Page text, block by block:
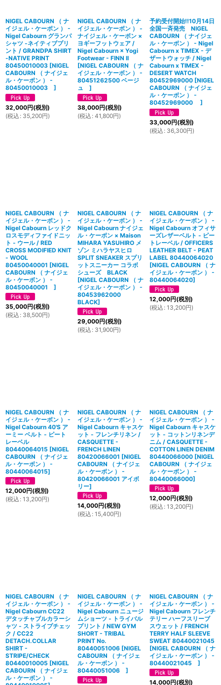
NIGEL CABOURN （ ナ
イジェル・ケーボン ） -
Nigel Cabourn グランパ
シャツ -ネイティブプリ
ント / GRANDPA SHIRT
-NATIVE PRINT
80450010003 [NIGEL
CABOURN （ ナイジェ
ル・ケーボン ） -
80450010003 ]
32,000円(税別)
(税込 : 35,200円)
NIGEL CABOURN （ ナ
イジェル・ケーボン ） -
ナイジェル・ケーボン ×
ヨギーフットウェア /
Nigel Cabourn × Yogi
Footwear - FINN II
[NIGEL CABOURN （ ナ
イジェル・ケーボン ） -
80451262500 ベージ
ュ ]
38,000円(税別)
(税込 : 41,800円)
予約受付開始!!10月14日
全国一斉発売 NIGEL
CABOURN （ ナイジェ
ル・ケーボン ） - Nigel
Cabourn x TIMEX - デ
ザートウォッチ / Nigel
Cabourn x TIMEX -
DESERT WATCH
80452969000 [NIGEL
CABOURN （ ナイジェ
ル・ケーボン ） -
80452969000 ]
33,000円(税別)
(税込 : 36,300円)
NIGEL CABOURN （ ナ
イジェル・ケーボン ） -
Nigel Cabourn レッドク
ロスモディファイドニッ
ト - ウール / RED
CROSS MODIFIED KNIT
- WOOL
80450040001 [NIGEL
CABOURN （ ナイジェ
ル・ケーボン ） -
80450040001 ]
35,000円(税別)
(税込 : 38,500円)
NIGEL CABOURN （ ナ
イジェル・ケーボン ） -
Nigel Cabourn ナイジェ
ル・ケーボン × Maison
MIHARA YASUHIRO メ
ゾン ミハラヤスヒロ
SPLIT SNEAKER スプリ
ットスニーカー コラボ
シューズ BLACK
[NIGEL CABOURN （ ナ
イジェル・ケーボン ） -
80453962000
BLACK]
29,000円(税別)
(税込 : 31,900円)
NIGEL CABOURN （ ナ
イジェル・ケーボン ） -
Nigel Cabourn オフィサ
ーズレザーベルト - ピー
トレーベル / OFFICERS
LEATHER BELT - PEAT
LABEL 80440064020
[NIGEL CABOURN （ ナ
イジェル・ケーボン ） -
80440064020]
12,000円(税別)
(税込 : 13,200円)
NIGEL CABOURN （ ナ
イジェル・ケーボン ） -
Nigel Cabourn 40'S ア
ーミー ベルト - ピート
レーベル
80440064015 [NIGEL
CABOURN （ ナイジェ
ル・ケーボン ） -
80440064015]
12,000円(税別)
(税込 : 13,200円)
NIGEL CABOURN （ ナ
イジェル・ケーボン ） -
Nigel Cabourn キャスケ
ット - フレンチリネン /
CASQUETTE -
FRENCH LINEN
80420066001 [NIGEL
CABOURN （ ナイジェ
ル・ケーボン ） -
80420066001 アイボ
リー]
14,000円(税別)
(税込 : 15,400円)
NIGEL CABOURN （ ナ
イジェル・ケーボン ） -
Nigel Cabourn キャスケ
ット - コットンリネンデ
ニム / CASQUETTE -
COTTON LINEN DENIM
80440066000 [NIGEL
CABOURN （ ナイジェ
ル・ケーボン ） -
80440066000]
12,000円(税別)
(税込 : 13,200円)
NIGEL CABOURN （ ナ
イジェル・ケーボン ） -
Nigel Cabourn CC22
デタッチャブルカラーシ
ャツ - ストライプチェッ
ク / CC22
DETACH.COLLAR
SHIRT -
STRIPE/CHECK
80440010005 [NIGEL
CABOURN （ ナイジェ
ル・ケーボン ） -
NIGEL CABOURN （ ナ
イジェル・ケーボン ） -
Nigel Cabourn ニュージ
ムショーツ - トライバル
プリント / NEW GYM
SHORT - TRIBAL
PRINT No.
80440051006 [NIGEL
CABOURN （ ナイジェ
ル・ケーボン ） -
80440051006 ]
NIGEL CABOURN （ ナ
イジェル・ケーボン ） -
Nigel Cabourn フレンチ
テリー ハーフスリーブ
スウェット / FRENCH
TERRY HALF SLEEVE
SWEAT 80440021045
[NIGEL CABOURN （ ナ
イジェル・ケーボン ） -
80440021045 ]
14,000円(税別)